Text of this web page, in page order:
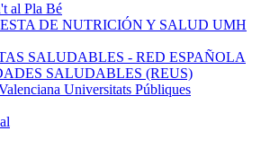
al Pla Bé
DE NUTRICIÓN Y SALUD UMH
SALUDABLES - RED ESPAÑOLA
SALUDABLES (REUS)
Universitats Públiques